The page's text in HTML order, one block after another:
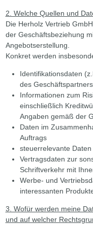
2. Welche Quellen und
Die Herholz Vertrieb
der Geschäftsbeziehung
Angebotserstellung.
Konkret werden
Identifikationsdaten
des
Informationen zum
einschließlich
Angaben gemäß der
Daten im
Auftrags
steuerrelevante Daten
Vertragsdaten zur
Schriftverkehr mit
Werbe- und
interessanten
3. Wofür werden meine
und auf welcher